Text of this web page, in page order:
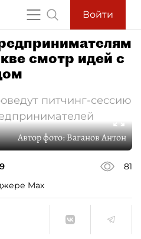
Войти
смотр идей с
питчинг-сессию
Автор фото:Ваганов Антон
81
Max